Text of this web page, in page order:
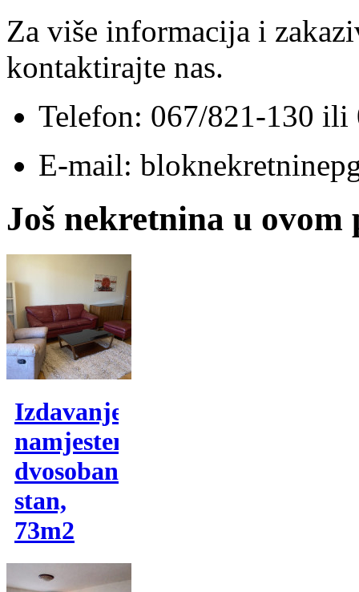
Za više informacija i
kontaktirajte nas.
Telefon: 067/821-130 ili
E-mail:
Još nekretnina u ovom
Izdavanje,
namjesten
dvosoban
stan,
73m2